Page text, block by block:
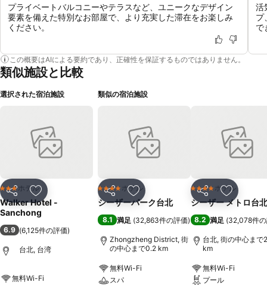
プライベートバルコニーやテラスなど、ユニークなデザイン
要素を備えた特別なお部屋で、より充実した滞在をお楽しみ
ください。
活
プ
で
この概要はAIによる要約であり、正確性を保証するものではありません。
類似施設と比較
選択された宿泊施設
シェア お気に入りに追加
3 ホテルのランク
ホテル
Walker Hotel -
Sanchong
6.9 (6,125件の評価)
台北, 台湾
無料Wi-Fi
類似の宿泊施設
シェア お気に入りに追加
4 ホテルのランク
ホテル
シーザーパーク台北
8.1 満足 (32,863件の評価)
Zhongzheng District, 街
の中心まで0.2 km
無料Wi-Fi
スパ
シェア お気に入
4 ホテルのランク
ホテル
シーザー メトロ台北
8.2 満足 (32,078件
台北, 街の中心まで
km
無料Wi-Fi
プール